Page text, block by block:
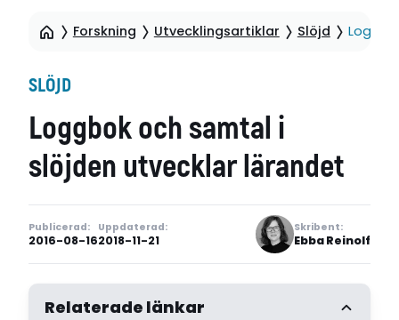
Forskning Utvecklingsartiklar Slöjd
SLÖJD
Loggbok och samtal i
slöjden utvecklar lärandet
Publicerad:
2016-08-16
Uppdaterad:
2018-11-21
Skribent:
Ebba Reinolf
Relaterade länkar